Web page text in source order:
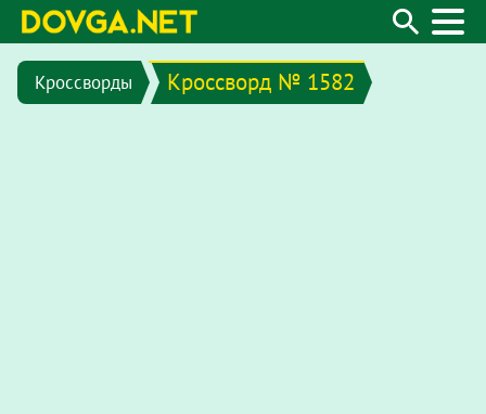
Кроссворды Кроссворд № 1582